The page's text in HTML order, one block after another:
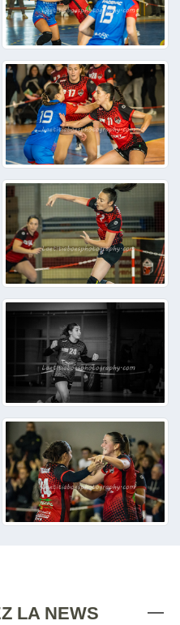
LA NEWS